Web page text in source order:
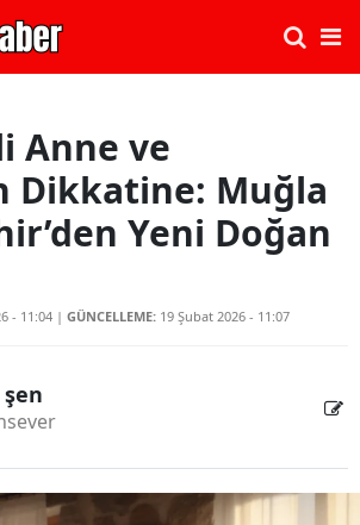
Anne ve
Dikkatine: Muğla
Yeni Doğan
- 11:04 | GÜNCELLEME: 19 Şubat 2026 - 11:07
şen